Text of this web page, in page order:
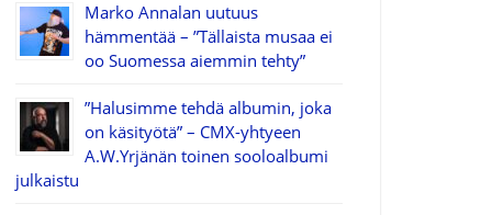
Marko Annalan uutuus
hämmentää – ”Tällaista musaa ei
oo Suomessa aiemmin tehty”
”Halusimme tehdä albumin, joka
on käsityötä” – CMX-yhtyeen
A.W.Yrjänän toinen sooloalbumi
julkaistu